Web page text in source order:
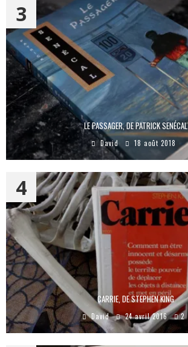
LE PASSAGER, DE PATRICK SENÉCAL
David 18 août 2018
3
CARRIE, DE STEPHEN KING
David 24 avril 2016 2
4